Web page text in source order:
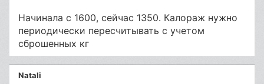
Начинала с 1600, сейчас 1350. Калораж нужно
периодически пересчитывать с учетом
сброшенных кг
Natali